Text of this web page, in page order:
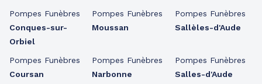
Pompes Funèbres
Conques-sur-
Orbiel
Pompes Funèbres
Coursan
Pompes Funèbres
Moussan
Pompes Funèbres
Narbonne
Pompes Funèbres
Sallèles-d'Aude
Pompes Funèbres
Salles-d'Aude